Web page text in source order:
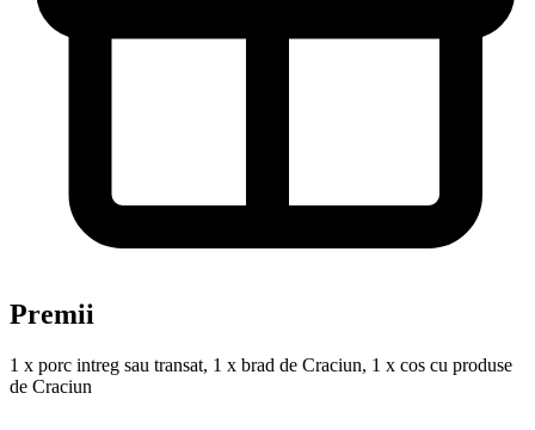
Premii
1 x porc intreg sau transat, 1 x brad de Craciun, 1 x cos cu produse
de Craciun